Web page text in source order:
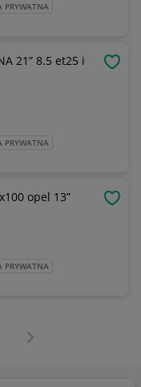
PRYWATNA
21” 8.5 et25 i
PRYWATNA
opel 13”
PRYWATNA
Następna strona